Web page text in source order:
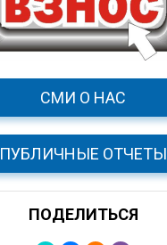
СМИ О НАС
ПУБЛИЧНЫЕ ОТЧЕТЫ
ПОДЕЛИТЬСЯ